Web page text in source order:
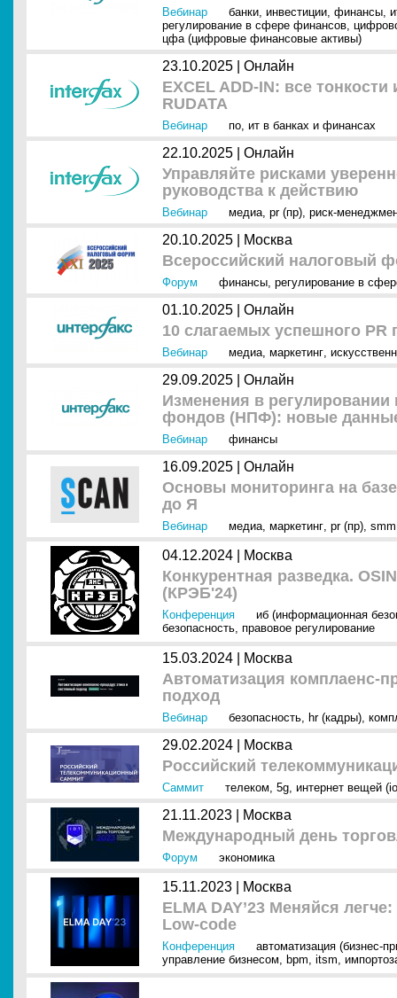
Вебинар банки, инвестиции, финансы,
регулирование в сфере финансов,
цфа (цифровые финансовые активы)
23.10.2025 | Онлайн
EXCEL ADD-IN: все
RUDATA
Вебинар по, ит в банках и финансах
22.10.2025 | Онлайн
Управляйте рисками
руководства к действию
Вебинар медиа, pr (пр), риск-
20.10.2025 | Москва
Всероссийский налоговый
Форум финансы, регулирование в
01.10.2025 | Онлайн
10 слагаемых успешного
Вебинар медиа, маркетинг,
29.09.2025 | Онлайн
Изменения в
фондов (НПФ): новые
Вебинар финансы
16.09.2025 | Онлайн
Основы мониторинга на
до Я
Вебинар медиа, маркетинг, pr (пр), smm
04.12.2024 | Москва
Конкурентная разведка.
(КРЭБ'24)
Конференция
иб (информационная
безопасность, правовое регулирование
15.03.2024 | Москва
Автоматизация комплаенс-
подход
Вебинар безопасность, hr (кадры),
29.02.2024 | Москва
Российский
Саммит телеком, 5g, интернет вещей
21.11.2023 | Москва
Международный день
Форум экономика
15.11.2023 | Москва
ELMA DAY’23 Меняйся
Low-code
Конференция
автоматизация (бизнес-
управление бизнесом, bpm, itsm,